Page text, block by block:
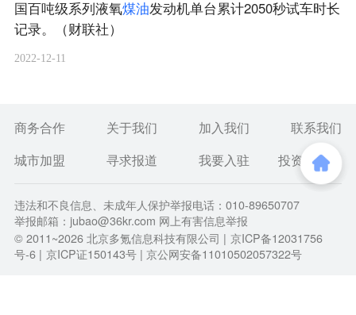
国百吨级系列液氧煤油发动机单台累计2050秒试车时长
记录。（财联社）
2022-12-11
商务合作 关于我们 加入我们
联系我们
城市加盟
寻求报道 我要入驻 投资者关系
违法和不良信息、未成年人保护举报电话：010-89650707
举报邮箱：jubao@36kr.com 网上有害信息举报
© 2011~2026北京多氪信息科技有限公司 | 京ICP备12031756
号-6 | 京ICP证150143号 | 京公网安备11010502057322号